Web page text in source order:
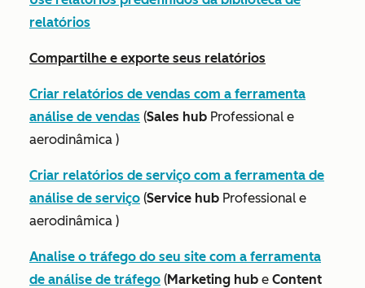
relatórios
Compartilhe e exporte seus relatórios
Criar relatórios de vendas com a ferramenta
análise de vendas (Sales hub Professional e
aerodinâmica )
Criar relatórios de serviço com a ferramenta de
análise de serviço (Service hub Professional e
aerodinâmica )
Analise o tráfego do seu site com a ferramenta
de análise de tráfego (Marketing hub e Content